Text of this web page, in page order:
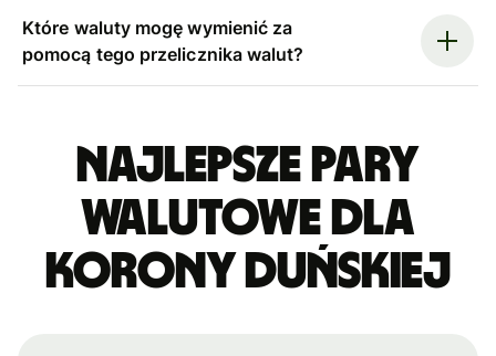
Które waluty mogę wymienić za
pomocą tego przelicznika walut?
Najlepsze pary
walutowe dla
korony duńskiej